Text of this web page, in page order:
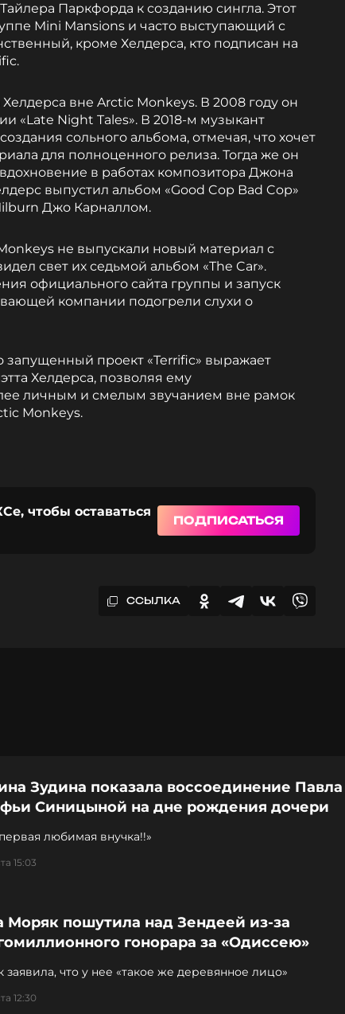
Паркфорда к созданию сингла. Этот
Mini Mansions и часто выступающий с
кроме Хелдерса, кто подписан на
вне Arctic Monkeys. В 2008 году он
«Late Night Tales». В 2018-м музыкант
сольного альбома, отмечая, что хочет
для полноценного релиза. Тогда же он
в работах композитора Джона
выпустил альбом «Good Cop Bad Cop»
Джо Карналлом.
не выпускали новый материал с
свет их седьмой альбом «The Car».
официального сайта группы и запуск
компании подогрели слухи о
запущенный проект «Terrific» выражает
Хелдерса, позволяя ему
личным и смелым звучанием вне рамок
Monkeys.
чтобы оставаться
ПОДПИСАТЬСЯ
ССЫЛКА
Зудина показала воссоединение Павла
Синицыной на дне рождения дочери
любимая внучка!!»
15:03
Моряк пошутила над Зендеей из-за
гонорара за «Одиссею»
заявила, что у нее «такое же деревянное лицо»
12:30